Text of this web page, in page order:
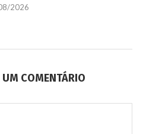
2026
UM COMENTÁRIO